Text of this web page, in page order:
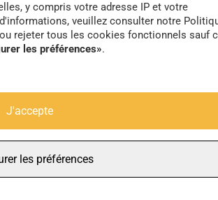
y compris votre adresse IP et votre
veuillez consulter notre
rejeter tous les cookies fonctionnels sauf
les préférences».
J'accepte
les préférences